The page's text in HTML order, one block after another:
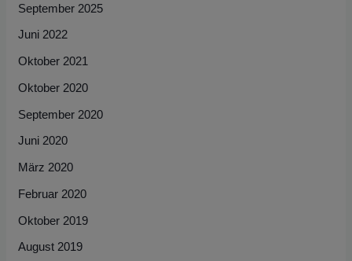
c
h
:
September 2025
Juni 2022
Oktober 2021
Oktober 2020
September 2020
Juni 2020
März 2020
Februar 2020
Oktober 2019
August 2019